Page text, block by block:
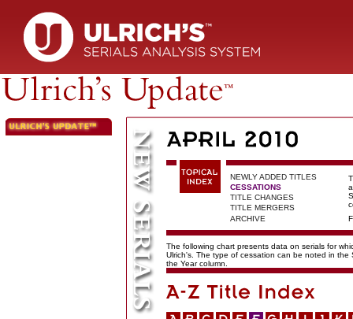
NEWLY ADDED TITLES
CESSATIONS
TITLE CHANGES
TITLE MERGERS
ARCHIVE
The following chart presents data on serials for
Ulrich's. The type of cessation can be noted in
the Year column.